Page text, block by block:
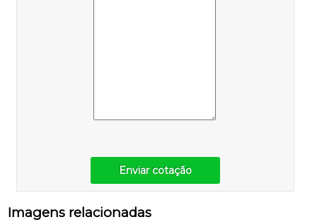
Enviar cotação
Imagens relacionadas